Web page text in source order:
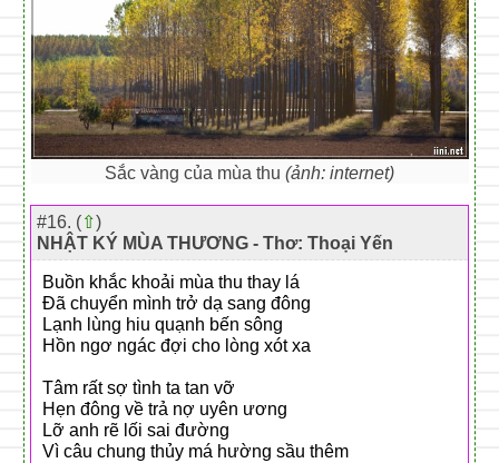
Sắc vàng của mùa thu (ảnh: internet)
#16. (⇧)
NHẬT KÝ MÙA THƯƠNG - Thơ: Thoại Yến
Buồn khắc khoải mùa thu thay lá
Đã chuyển mình trở dạ sang đông
Lạnh lùng hiu quạnh bến sông
Hồn ngơ ngác đợi cho lòng xót xa
Tâm rất sợ tình ta tan vỡ
Hẹn đông về trả nợ uyên ương
Lỡ anh rẽ lối sai đường
Vì câu chung thủy má hường sầu thêm